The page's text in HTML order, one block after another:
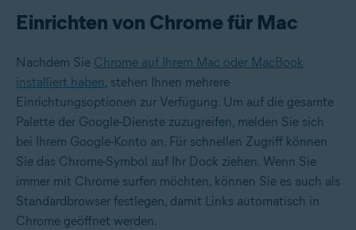
Einrichten von Chrome für Mac
Nachdem Sie Chrome auf Ihrem Mac oder MacBook
installiert haben , stehen Ihnen mehrere
Einrichtungsoptionen zur Verfügung. Um auf die gesamte
Palette der Google-Dienste zuzugreifen, melden Sie sich
bei Ihrem Google-Konto an. Für schnellen Zugriff können
Sie das Chrome-Symbol auf Ihr Dock ziehen. Wenn Sie
immer mit Chrome surfen möchten, können Sie es auch als
Standardbrowser festlegen, damit Links automatisch in
Chrome geöffnet werden.